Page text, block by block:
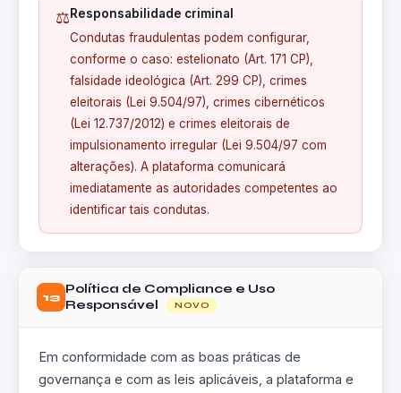
⚖️Responsabilidade criminal
Condutas fraudulentas podem configurar,
conforme o caso: estelionato (Art. 171 CP),
falsidade ideológica (Art. 299 CP), crimes
eleitorais (Lei 9.504/97), crimes cibernéticos
(Lei 12.737/2012) e crimes eleitorais de
impulsionamento irregular (Lei 9.504/97 com
alterações). A plataforma comunicará
imediatamente as autoridades competentes ao
identificar tais condutas.
13
Política de Compliance e Uso
Responsável
NOVO
Em conformidade com as boas práticas de
governança e com as leis aplicáveis, a plataforma e